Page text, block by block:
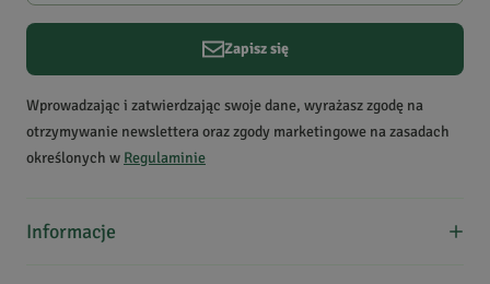
Zapisz się
Wprowadzając i zatwierdzając swoje dane, wyrażasz zgodę na
otrzymywanie newslettera oraz zgody marketingowe na zasadach
określonych w Regulaminie
Informacje